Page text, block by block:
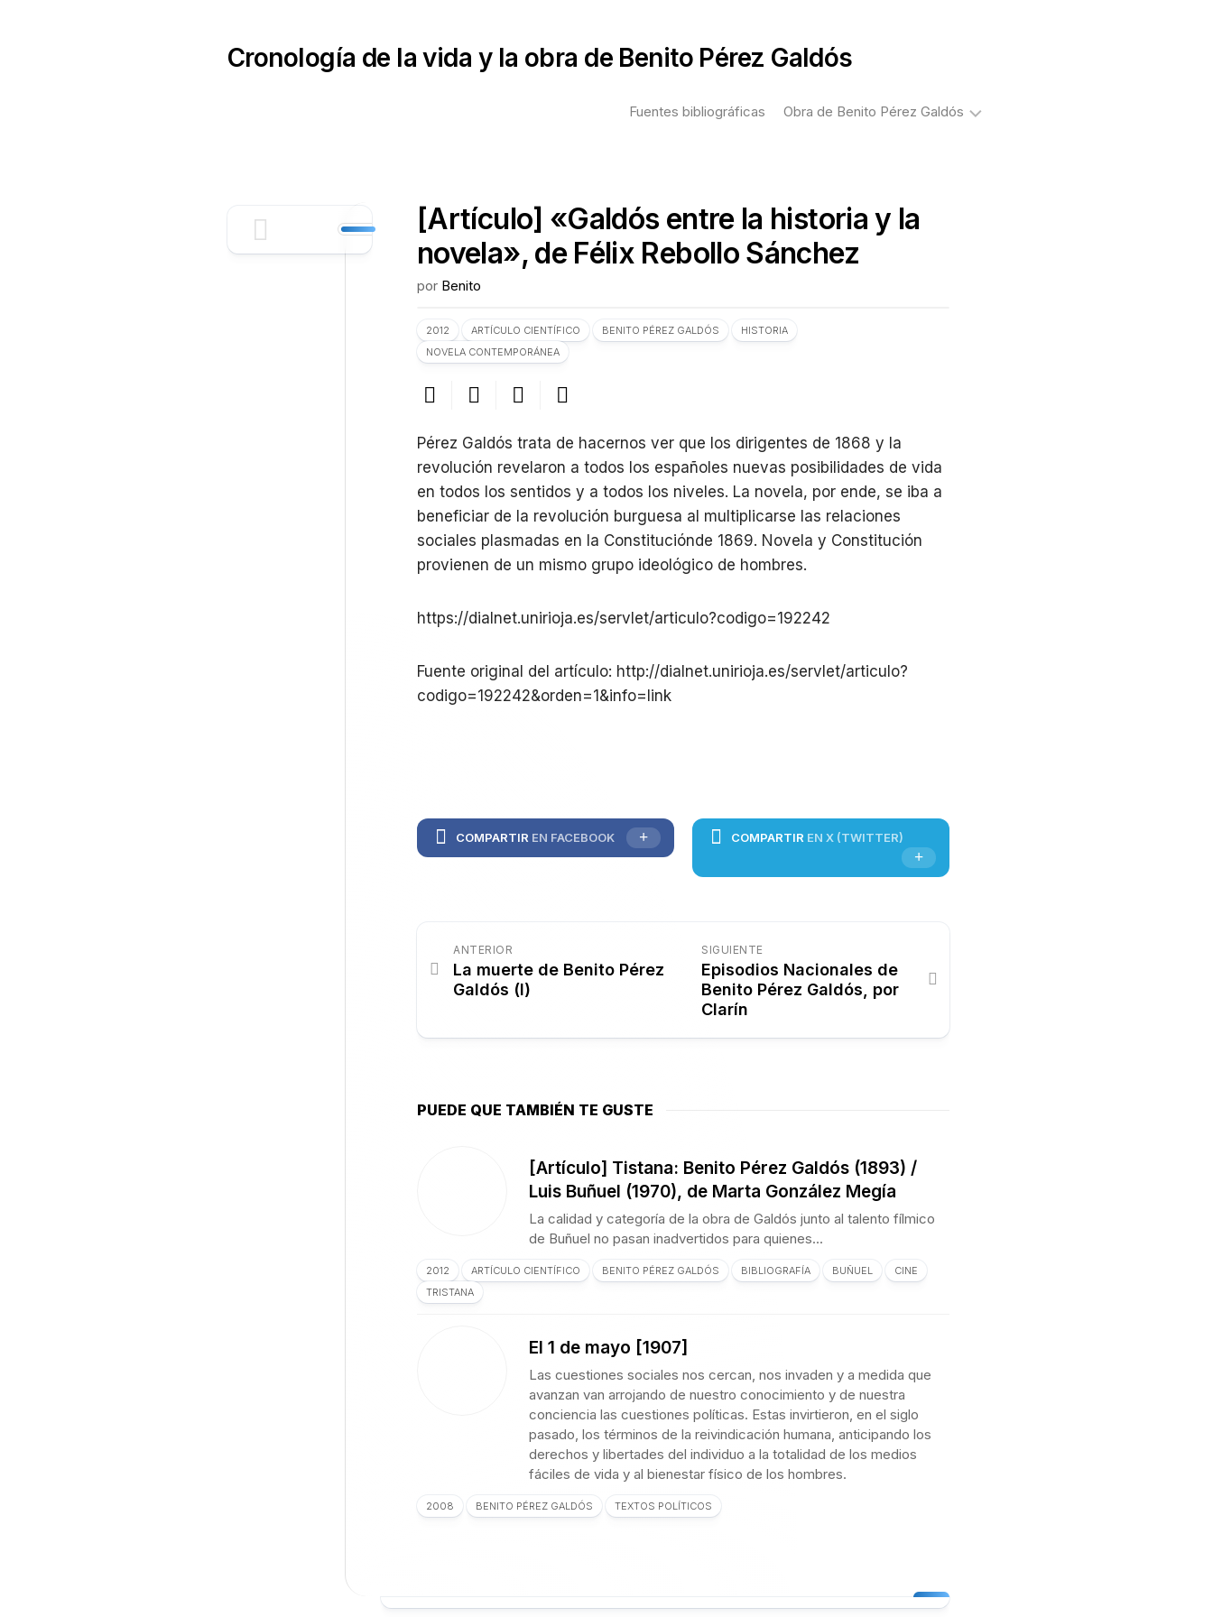
Cronología de la vida y la obra de Benito Pérez Galdós
Fuentes bibliográficas Obra de Benito Pérez Galdós
Cuentos
Libros
[Artículo] «Galdós entre la historia y la
novela», de Félix Rebollo Sánchez
por Benito
2012 ARTÍCULO CIENTÍFICO BENITO PÉREZ GALDÓS
HISTORIA
NOVELA CONTEMPORÁNEA
Pérez Galdós trata de hacernos ver que los dirigentes de 1868 y la
revolución revelaron a todos los españoles nuevas posibilidades de vida
en todos los sentidos y a todos los niveles. La novela, por ende, se iba a
beneficiar de la revolución burguesa al multiplicarse las relaciones
sociales plasmadas en la Constituciónde 1869. Novela y Constitución
provienen de un mismo grupo ideológico de hombres.
https://dialnet.unirioja.es/servlet/articulo?codigo=192242
Fuente original del artículo: http://dialnet.unirioja.es/servlet/articulo?
codigo=192242&orden=1&info=link
COMPARTIR EN FACEBOOK COMPARTIR EN X (TWITTER)
SIGUIENTE
Episodios Nacionales de
Benito Pérez Galdós, por
Clarín
ANTERIOR
La muerte de Benito Pérez
Galdós (I)
PUEDE QUE TAMBIÉN TE GUSTE
[Artículo] Tistana: Benito Pérez Galdós (1893) /
Luis Buñuel (1970), de Marta González Megía
La calidad y categoría de la obra de Galdós junto al talento fílmico
de Buñuel no pasan inadvertidos para quienes...
2012 ARTÍCULO CIENTÍFICO BENITO PÉREZ GALDÓS BIBLIOGRAFÍA BUÑUEL
CINE
TRISTANA
El 1 de mayo [1907]
Las cuestiones sociales nos cercan, nos invaden y a medida que
avanzan van arrojando de nuestro conocimiento y de nuestra
concien­cia las cuestiones políticas. Estas invirtieron, en el siglo
pasado, los términos de la reivindicación humana, anticipando los
derechos y li­bertades del individuo a la totalidad de los medios
fáciles de vida y al bienestar físico de los hombres.
2008 BENITO PÉREZ GALDÓS TEXTOS POLÍTICOS